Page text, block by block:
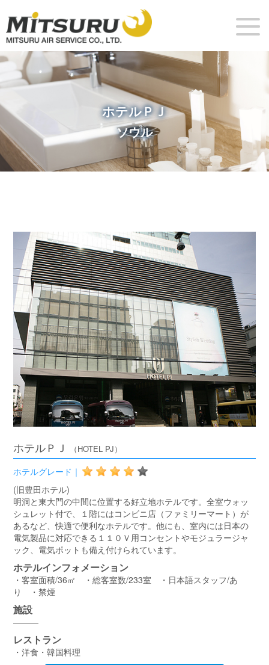
ホテルＰＪ
ソウル
ホテルＰＪ （HOTEL PJ）
ホテルグレード｜
(旧豊田ホテル)
明洞と東大門の中間に位置する好立地ホテルです。全室ウォッ
シュレット付で、１階にはコンビニ店（ファミリーマート）が
あるなど、快適で便利なホテルです。他にも、室内には日本の
電気製品に対応できる１１０Ｖ用コンセントやモジュラージャ
ック、電気ポットも備え付けられています。
ホテルインフォメーション
・客室面積/36㎡ ・総客室数/233室 ・日本語スタッフ/あ
り ・禁煙
施設
―――
レストラン
・洋食・韓国料理